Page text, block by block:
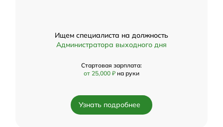
Ищем специалиста на должность
Администратора выходного дня
Стартовая зарплата:
от 25,000 ₽ на руки
Узнать подробнее